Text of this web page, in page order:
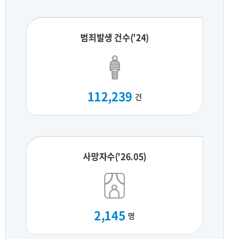
범죄발생 건수('24)
112,239 건
사망자수('26.05)
2,145 명